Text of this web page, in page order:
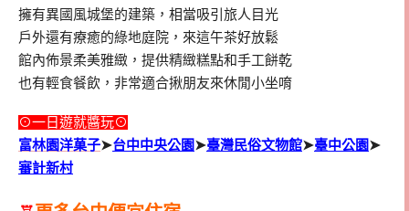
擁有異國風城堡的建築，相當吸引旅人目光
戶外還有療癒的綠地庭院，來這午茶好放鬆
館內佈景柔美雅緻，提供精緻糕點和手工餅乾
也有輕食餐飲，非常適合揪朋友來休閒小坐唷
⊙一日遊就醬玩⊙
富林園洋菓子➤台中中央公園➤臺灣民俗文物館➤臺中公園➤
審計新村